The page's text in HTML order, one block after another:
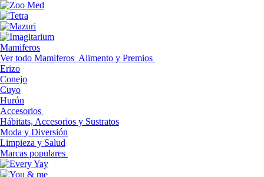
Mamiferos
Ver todo Mamiferos Alimento y Premios
Erizo
Conejo
Cuyo
Hurón
Accesorios
Hábitats, Accesorios y Sustratos
Moda y Diversión
Limpieza y Salud
Marcas populares